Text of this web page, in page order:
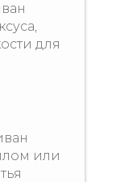
для
или